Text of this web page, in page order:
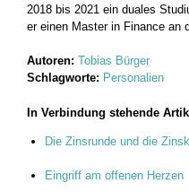
2018 bis 2021 ein duales
er einen Master in Finance an
Autoren: Tobias Bürger
Schlagworte: Personalien
In Verbindung stehende
Die Zinsrunde und die
Eingriff am offenen Herzen